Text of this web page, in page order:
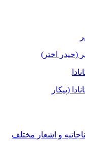
(حیدر اختر)
(پیکار
و اشعار مختلف